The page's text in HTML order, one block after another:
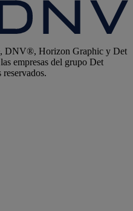
DNV®, Horizon Graphic y Det
empresas del grupo Det